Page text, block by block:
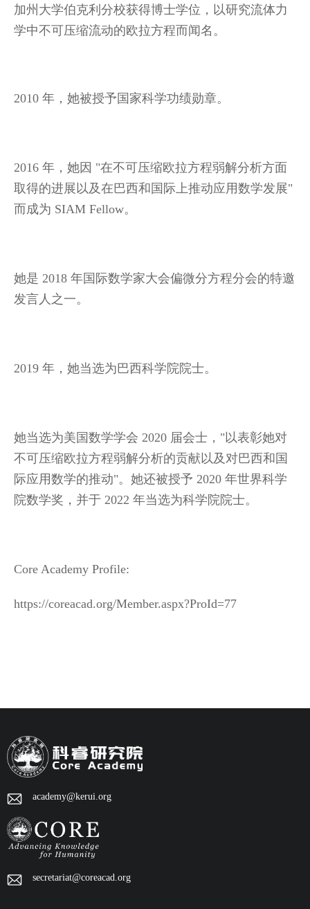
加州大学伯克利分校获得博士学位，以研究流体力
学中不可压缩流动的欧拉方程而闻名。
2010 年，她被授予国家科学功绩勋章。
2016 年，她因 "在不可压缩欧拉方程弱解分析方面
取得的进展以及在巴西和国际上推动应用数学发展"
而成为 SIAM Fellow。
她是 2018 年国际数学家大会偏微分方程分会的特邀
发言人之一。
2019 年，她当选为巴西科学院院士。
她当选为美国数学学会 2020 届会士，"以表彰她对
不可压缩欧拉方程弱解分析的贡献以及对巴西和国
际应用数学的推动"。她还被授予 2020 年世界科学
院数学奖，并于 2022 年当选为科学院院士。
Core Academy Profile:
https://coreacad.org/Member.aspx?ProId=77
academy@kerui.org
secretariat@coreacad.org